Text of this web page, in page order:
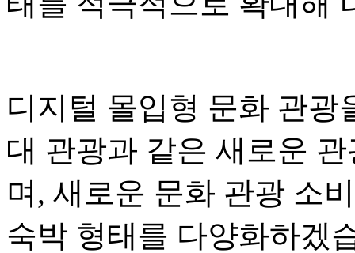
디지털 몰입형 문화 관광
대 관광과 같은 새로운
며, 새로운 문화 관광 소
숙박 형태를 다양화하겠